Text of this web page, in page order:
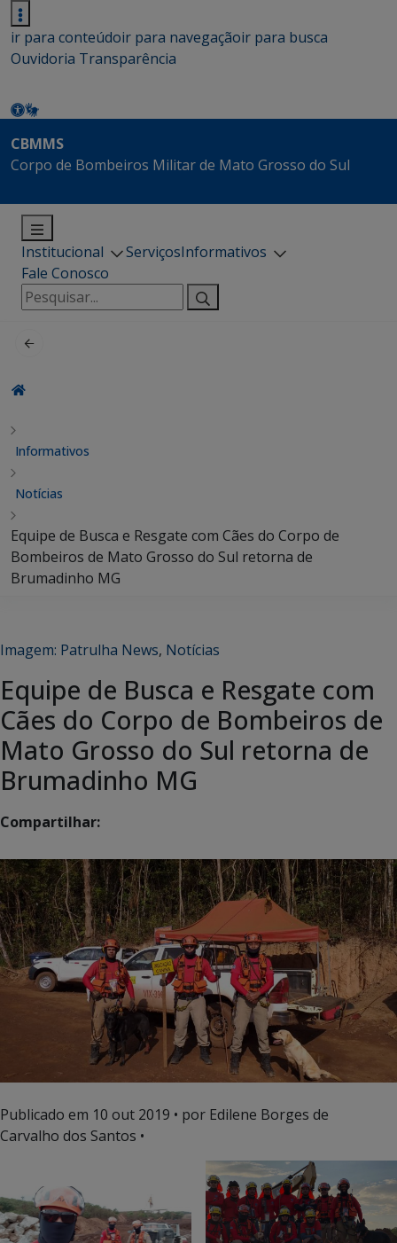
ir para conteúdoir para navegaçãoir para busca
Ouvidoria Transparência
CBMMS
Corpo de Bombeiros Militar de Mato Grosso do Sul
Institucional ServiçosInformativos
Fale Conosco
Pesquisar
por:
Informativos
Notícias
Equipe de Busca e Resgate com Cães do Corpo de
Bombeiros de Mato Grosso do Sul retorna de
Brumadinho MG
Imagem: Patrulha News, Notícias
Equipe de Busca e Resgate com
Cães do Corpo de Bombeiros de
Mato Grosso do Sul retorna de
Brumadinho MG
Compartilhar:
Publicado em 10 out 2019 • por Edilene Borges de
Carvalho dos Santos •